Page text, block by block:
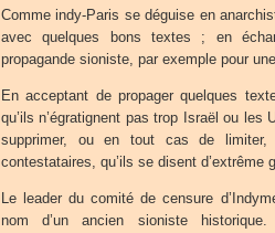
Comme indy-Paris se déguise en
avec quelques bons textes ; en
propagande sioniste, par exemple pour
En acceptant de propager quelques
qu’ils n’égratignent pas trop Israël ou
supprimer, ou en tout cas de limiter,
contestataires, qu’ils se disent d’extrême
Le leader du comité de censure
nom d’un ancien sioniste